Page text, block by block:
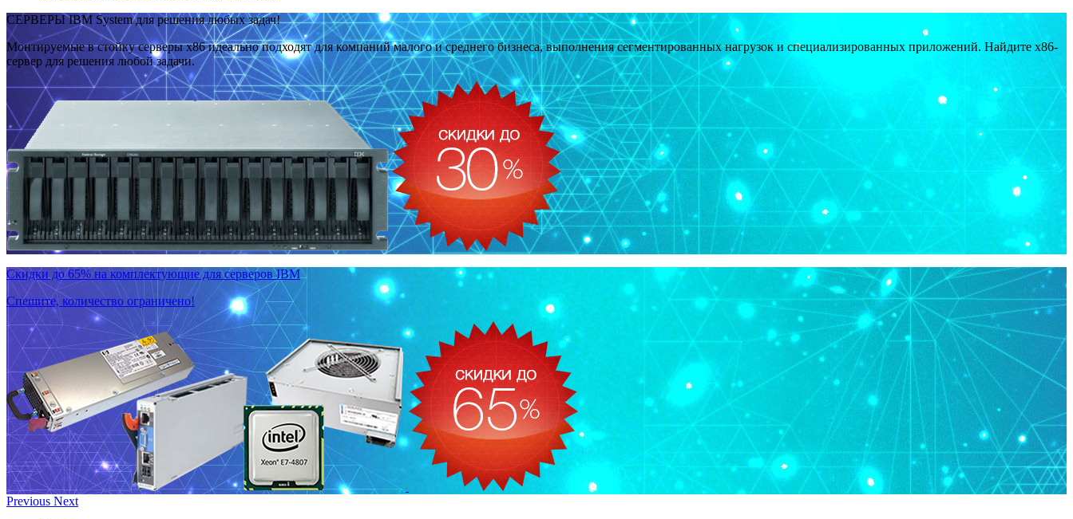
СЕРВЕРЫ IBM System для решения любых задач!
Монтируемые в стойку серверы x86 идеально подходят для компаний малого и среднего бизнеса, выполнения сегментированных нагрузок и специализированных приложений. Найдите x86-
сервер для решения любой задачи.
Скидки до 65% на комплектующие для серверов IBM
Спешите, количество ограничено!
Previous Next